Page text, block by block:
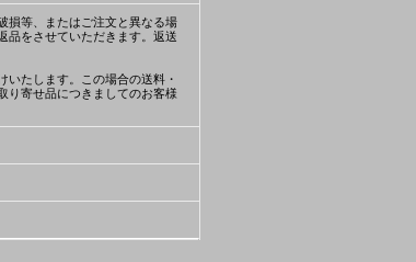
損等、またはご注文と異なる場
品をさせていただきます。返送
いたします。この場合の送料・
り寄せ品につきましてのお客様